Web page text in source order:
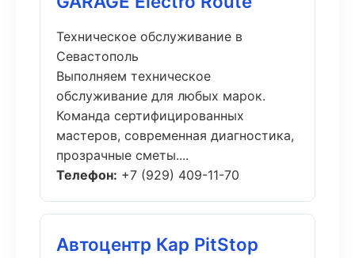
Техническое обслуживание в
Севастополь
Выполняем техническое
обслуживание для любых марок.
Команда сертифицированных
мастеров, современная диагностика,
прозрачные сметы....
Телефон: +7 (929) 409-11-70
Автоцентр Кар PitStop